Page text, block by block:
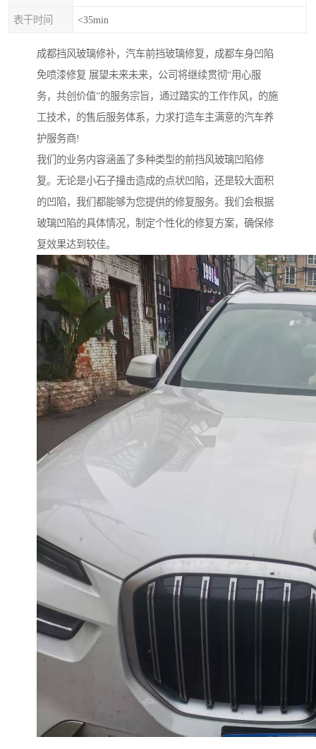
表干时间 <35min
成都挡风玻璃修补，汽车前挡玻璃修复，成都车身凹陷
免喷漆修复 展望未来未来，公司将继续贯彻“用心服
务，共创价值”的服务宗旨，通过踏实的工作作风，的施
工技术，的售后服务体系，力求打造车主满意的汽车养
护服务商!
我们的业务内容涵盖了多种类型的前挡风玻璃凹陷修
复。无论是小石子撞击造成的点状凹陷，还是较大面积
的凹陷，我们都能够为您提供的修复服务。我们会根据
玻璃凹陷的具体情况，制定个性化的修复方案，确保修
复效果达到较佳。